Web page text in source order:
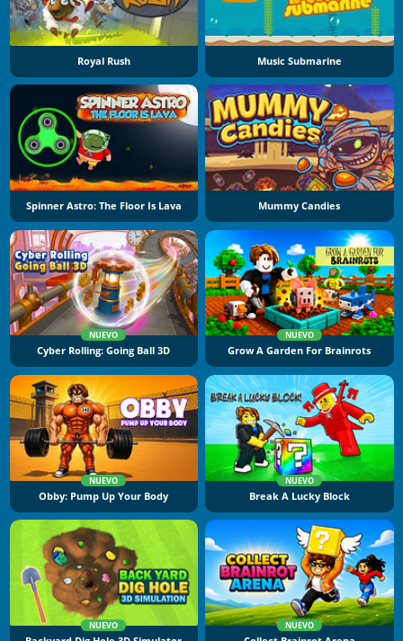
Royal Rush Music Submarine
Spinner Astro: The Floor Is Lava Mummy Candies
NUEVO
Cyber Rolling: Going Ball 3D
NUEVO
Grow A Garden For Brainrots
NUEVO
Obby: Pump Up Your Body
NUEVO
Break A Lucky Block
NUEVO NUEVO